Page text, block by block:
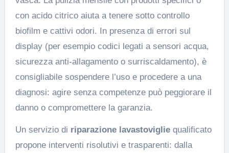
con acido citrico aiuta a tenere sotto controllo
biofilm e cattivi odori. In presenza di errori sul
display (per esempio codici legati a sensori acqua,
sicurezza anti-allagamento o surriscaldamento), è
consigliabile sospendere l’uso e procedere a una
diagnosi: agire senza competenze può peggiorare il
danno o compromettere la garanzia.
Un servizio di riparazione lavastovigliequalificato
propone interventi risolutivi e trasparenti: dalla